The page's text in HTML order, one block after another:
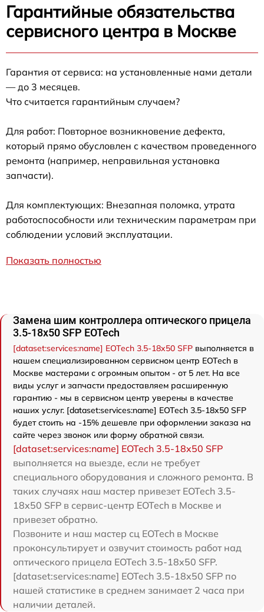
Гарантийные обязательства
сервисного центра в Москве
Гарантия от сервиса: на установленные нами детали
— до 3 месяцев.
Что считается гарантийным случаем?
Для работ: Повторное возникновение дефекта,
который прямо обусловлен с качеством проведенного
ремонта (например, неправильная установка
запчасти).
Для комплектующих: Внезапная поломка, утрата
работоспособности или техническим параметрам при
соблюдении условий эксплуатации.
Показать полностью
Замена шим контроллера оптического прицела
3.5-18x50 SFP EOTech
[dataset:services:name] EOTech 3.5-18x50 SFP выполняется в
нашем специализированном сервисном центр EOTech в
Москве мастерами с огромным опытом - от 5 лет. На все
виды услуг и запчасти предоставляем расширенную
гарантию - мы в сервисном центр уверены в качестве
наших услуг. [dataset:services:name] EOTech 3.5-18x50 SFP
будет стоить на -15% дешевле при оформлении заказа на
сайте через звонок или форму обратной связи.
[dataset:services:name] EOTech 3.5-18x50 SFP
выполняется на выезде, если не требует
специального оборудования и сложного ремонта. В
таких случаях наш мастер привезет EOTech 3.5-
18x50 SFP в сервис-центр EOTech в Москве и
привезет обратно.
Позвоните и наш мастер сц EOTech в Москве
проконсультирует и озвучит стоимость работ над
оптического прицела EOTech 3.5-18x50 SFP.
[dataset:services:name] EOTech 3.5-18x50 SFP по
нашей статистике в среднем занимает 2 часа при
наличии деталей.